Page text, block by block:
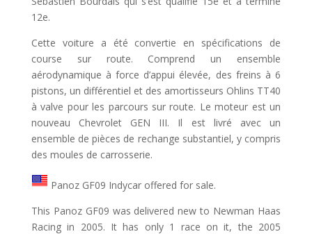
12e.
Cette voiture a été convertie en spécifications de
course sur route. Comprend un ensemble
aérodynamique à force d’appui élevée, des freins à 6
pistons, un différentiel et des amortisseurs Ohlins TT40
à valve pour les parcours sur route. Le moteur est un
nouveau Chevrolet GEN III. Il est livré avec un
ensemble de pièces de rechange substantiel, y compris
des moules de carrosserie.
Panoz GF09 Indycar offered for sale.
This Panoz GF09 was delivered new to Newman Haas
Racing in 2005. It has only 1 race on it, the 2005